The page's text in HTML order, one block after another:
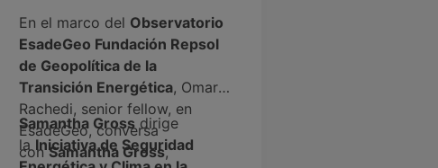
Samantha Gross
En el marco del Observatorio
EsadeGeo Fundación Repsol
de Geopolítica de la
Transición Energética, Omar
Rachedi, senior fellow, en
EsadeGeo, conversa
conSamantha Gross,
Samantha Grossdirige
laIniciativa de Seguridad